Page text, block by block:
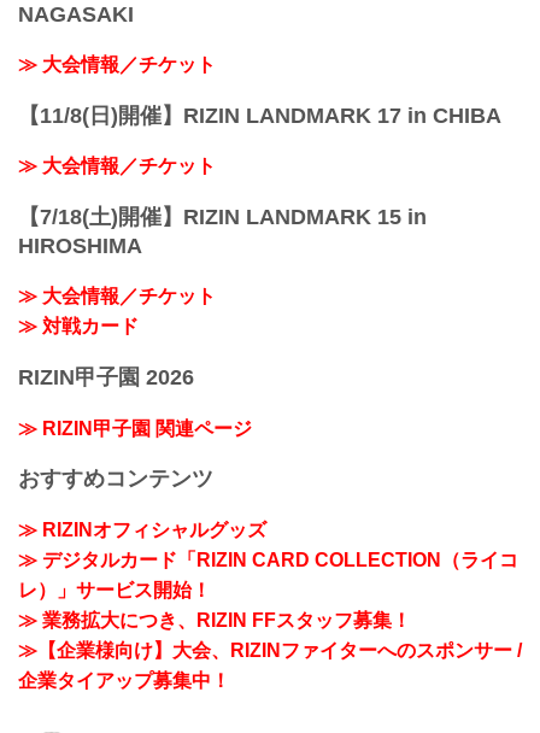
NAGASAKI
≫ 大会情報／チケット
【11/8(日)開催】RIZIN LANDMARK 17 in CHIBA
≫ 大会情報／チケット
【7/18(土)開催】RIZIN LANDMARK 15 in
HIROSHIMA
≫ 大会情報／チケット
≫ 対戦カード
RIZIN甲子園 2026
≫ RIZIN甲子園 関連ページ
おすすめコンテンツ
≫ RIZINオフィシャルグッズ
≫ デジタルカード「RIZIN CARD COLLECTION（ライコ
レ）」サービス開始！
≫ 業務拡大につき、RIZIN FFスタッフ募集！
≫【企業様向け】大会、RIZINファイターへのスポンサー /
企業タイアップ募集中！